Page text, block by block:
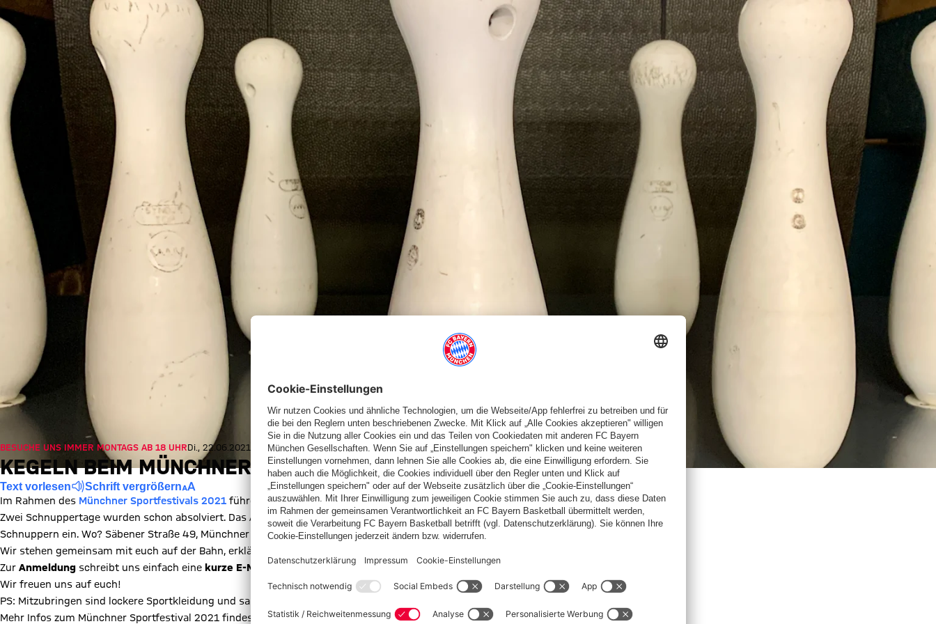
BESUCHE UNS IMMER MONTAGS AB 18 UHRDi., 22.06.2021, 20:29 UTC
KEGELN BEIM MÜNCHNER SPORTFESTIVAL 2021
Text vorlesen Schrift vergrößern
Im Rahmen des Münchner Sportfestivals 2021 führen wir für alle interessierten Sportler zweiSchnuppertrainingsdurch.
Zwei Schnuppertage wurden schon absolviert. Das Angebot wird gerne fortgeführt. Jeden Montag ab 18 Uhr laden wir dich zum
Schnuppern ein. Wo? Säbener Straße 49, Münchner Kegelverein, auf den Bahnen 7-10.
Wir stehen gemeinsam mit euch auf der Bahn, erklären euch das Spielsystem und wie Du am besten alle Neune zu Fall bringst.
Zur Anmeldung schreibt uns einfach eine kurze E-Mail kegeln@fcbayern.com
mit eurer präferierten Uhrzeit.
Wir freuen uns auf euch!
PS: Mitzubringen sind lockere Sportkleidung und saubere (Hallen-) Sportschuhe.
Mehr Infos zum Münchner Sportfestival 2021 findest du unter hier.